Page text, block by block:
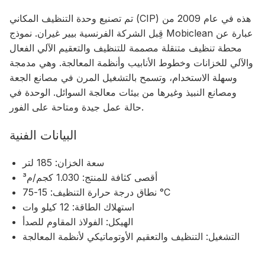
تم تصنيع وحدة التنظيف المكاني (CIP) هذه في عام 2009 من
قِبل الشركة الفرنسية بيير غيران. نموذج Mobiclean عبارة عن
محطة تنظيف متنقلة مصممة للتنظيف والتعقيم الآلي الفعال
والآلي للخزانات وخطوط الأنابيب وأنظمة المعالجة. وهي مدمجة
وسهلة الاستخدام، وتسمح بالتشغيل المرن في مصانع الجعة
ومصانع النبيذ وغيرها من بيئات معالجة السوائل. الوحدة في
حالة عمل جيدة ومتاحة على الفور.
البيانات الفنية
سعة الخزان: 185 لتر
أقصى كثافة للمنتج: 1.030 كجم/م³
نطاق درجة حرارة التنظيف: 15-75 °C
استهلاك الطاقة: 12 كيلو وات
الهيكل: الفولاذ المقاوم للصدأ
التشغيل: التنظيف والتعقيم الأوتوماتيكي لأنظمة المعالجة